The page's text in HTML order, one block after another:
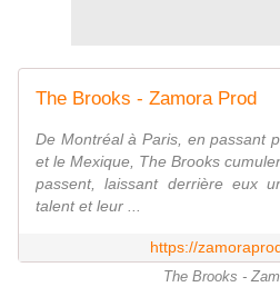
The Brooks - Zamora Prod
De Montréal à Paris, en passant
et le Mexique, The Brooks
passent, laissant derrière eux
talent et leur ...
https://
The Brooks -